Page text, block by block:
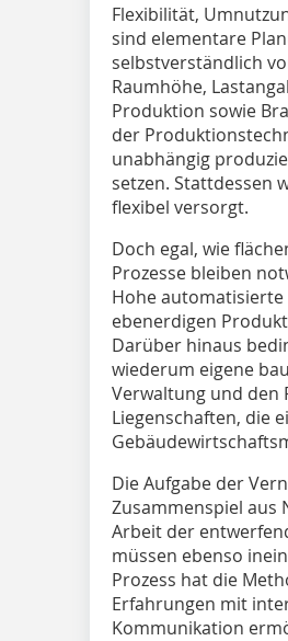
Flexibilität,
sind elementare
selbstverständlich
Raumhöhe,
Produktion sowie
der
unabhängig
setzen. Stattdessen
flexibel versorgt.
Doch egal, wie
Prozesse bleiben
Hohe automatisierte
ebenerdigen
Darüber hinaus
wiederum eigene
Verwaltung und den
Liegenschaften, die
Die Aufgabe der
Zusammenspiel aus
Arbeit der
müssen ebenso
Prozess hat die
Erfahrungen mit
Kommunikation